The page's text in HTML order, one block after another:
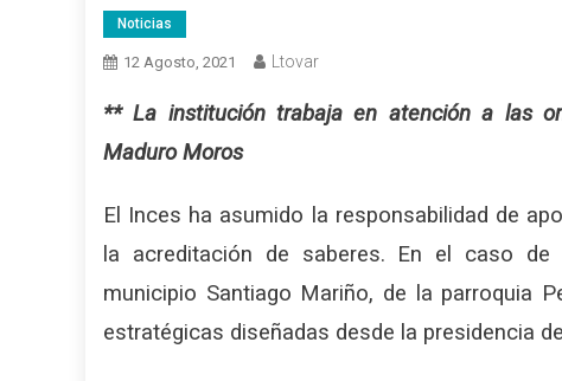
Noticias
12 Agosto, 2021 Ltovar
** La institución trabaja en atención a las
Maduro Moros
El Inces ha asumido la responsabilidad de
la acreditación de saberes. En el caso de
municipio Santiago Mariño, de la parroquia
estratégicas diseñadas desde la presidencia